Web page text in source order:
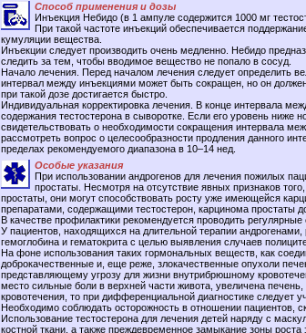
Способ применения и дозы
Инъекция Небидо (в 1 ампуле содержится 1000 мг
При такой частоте инъекций обеспечивается
кумуляции вещества.
Инъекции следует производить очень медленно. Небидо
следить за тем, чтобы вводимое вещество не попало в сосуд.
Начало лечения. Перед началом лечения следует определить
интервал между инъекциями может быть сокращен, но он
при такой дозе достигается быстро.
Индивидуальная корректировка лечения. В конце интервала
содержания тестостерона в сыворотке. Если его уровень ниже
свидетельствовать о необходимости сокращения интервала
рассмотреть вопрос о целесообразности продления данного
пределах рекомендуемого диапазона в 10–14 нед.
Особые указания
При использовании андрогенов для лечения пожилых
простаты. Несмотря на отсутствие явных признаков
простаты, они могут способствовать росту уже имеющейся
препаратами, содержащими тестостерон, карцинома простаты
В качестве профилактики рекомендуется проводить
У пациентов, находящихся на длительной терапии
гемоглобина и гематокрита с целью выявления случаев
На фоне использования таких гормональных веществ, как
доброкачественные и, еще реже, злокачественные опухоли
представляющему угрозу для жизни внутрибрюшному
место сильные боли в верхней части живота, увеличена
кровотечения, то при дифференциальной диагностике следует
Необходимо соблюдать осторожность в отношении пациентов,
Использование тестостерона для лечения детей наряду с
костной ткани, а также преждевременное замыкание зоны